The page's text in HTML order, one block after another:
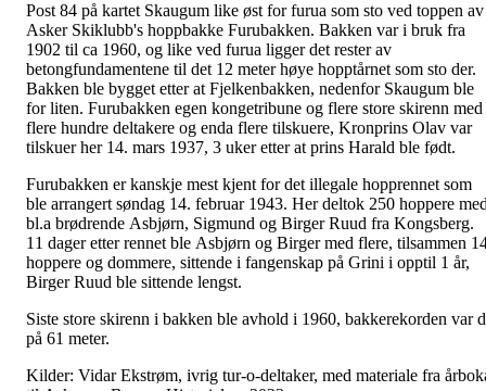
Post 84 på kartet Skaugum like øst for furua som sto ved toppen av
Asker Skiklubb's hoppbakke Furubakken. Bakken var i bruk fra
1902 til ca 1960, og like ved furua ligger det rester av
betongfundamentene til det 12 meter høye hopptårnet som sto der.
Bakken ble bygget etter at Fjelkenbakken, nedenfor Skaugum ble
for liten. Furubakken egen kongetribune og flere store skirenn med
flere hundre deltakere og enda flere tilskuere, Kronprins Olav var
tilskuer her 14. mars 1937, 3 uker etter at prins Harald ble født.
Furubakken er kanskje mest kjent for det illegale hopprennet som
ble arrangert søndag 14. februar 1943. Her deltok 250 hoppere
bl.a brødrende Asbjørn, Sigmund og Birger Ruud fra Kongsberg.
11 dager etter rennet ble Asbjørn og Birger med flere, tilsammen
hoppere og dommere, sittende i fangenskap på Grini i opptil 1 år,
Birger Ruud ble sittende lengst.
Siste store skirenn i bakken ble avhold i 1960, bakkerekorden var
på 61 meter.
Kilder: Vidar Ekstrøm, ivrig tur-o-deltaker, med materiale fra